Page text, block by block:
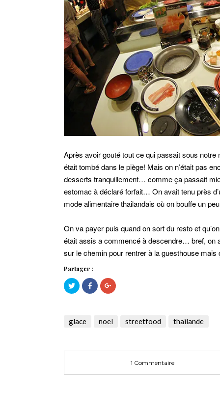
Après avoir gouté tout ce qui passait sous
était tombé dans le piège! Mais on n’était pas
desserts tranquillement… comme ça passait
estomac à déclaré forfait… On avait tenu près
mode alimentaire thailandais où on bouffe un
On va payer puis quand on sort du resto et
était assis a commencé à descendre… bref, on
sur le chemin pour rentrer à la guesthouse mais
Partager :
Cliquez
pour
partager
une
nouvelle
Cliquez
pour
partager
une
nouvelle
Cliquez
pour
dans
une
glace noel streetfood thailande
1 Commentaire